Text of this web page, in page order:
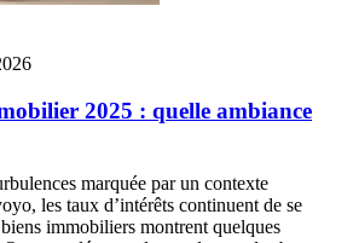
2025 : quelle ambiance
marquée par un contexte
les taux d’intérêts continuent de se
immobiliers montrent quelques